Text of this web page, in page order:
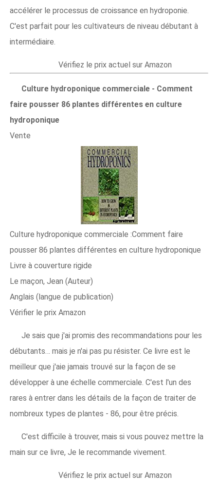
accélérer le processus de croissance en hydroponie.
C'est parfait pour les cultivateurs de niveau débutant à
intermédiaire.
Vérifiez le prix actuel sur Amazon
Culture hydroponique commerciale - Comment
faire pousser 86 plantes différentes en culture
hydroponique
Vente
Culture hydroponique commerciale :Comment faire
pousser 86 plantes différentes en culture hydroponique
Livre à couverture rigide
Le maçon, Jean (Auteur)
Anglais (langue de publication)
Vérifier le prix Amazon
Je sais que j'ai promis des recommandations pour les
débutants… mais je n'ai pas pu résister. Ce livre est le
meilleur que j'aie jamais trouvé sur la façon de se
développer à une échelle commerciale. C'est l'un des
rares à entrer dans les détails de la façon de traiter de
nombreux types de plantes - 86, pour être précis.
C'est difficile à trouver, mais si vous pouvez mettre la
main sur ce livre, Je le recommande vivement.​
Vérifiez le prix actuel sur Amazon